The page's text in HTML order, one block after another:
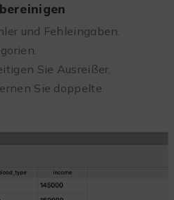
und Fehleingaben.
Sie Ausreißer.
Sie doppelte